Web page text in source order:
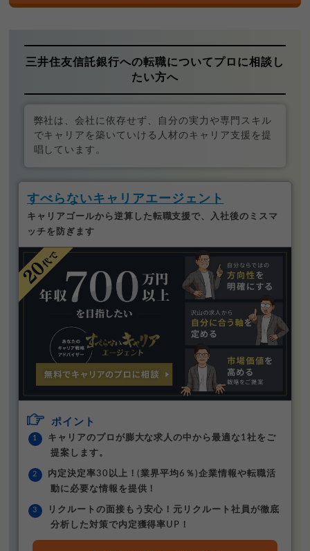
三井住友信託銀行への転職についてプロに相談し
たい方へ
弊社は、会社に依存せず、自分の実力や専門スキル
でキャリアを築いていける人材のキャリア支援を提
唱しています。
すべらないキャリアエージェント
キャリアゴールから逆算した転職支援で、入社後のミスマ
ッチを防ぎます
ポイント
キャリアのプロが膨大な求人の中から最適な1社をご
提案します。
内定決定率30以上！(業界平均6％)企業情報や転職活
動に必要な情報を提供！
リクルートの面接もう安心！元リクルート社員が徹底
分析した対策で内定獲得率UP！